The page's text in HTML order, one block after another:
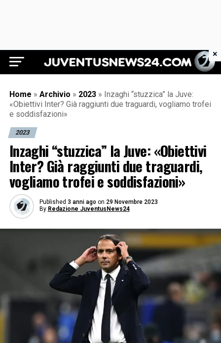
Juventus News 24
Home » Archivio » 2023 » Inzaghi “stuzzica” la Juve:
«Obiettivi Inter? Già raggiunti due traguardi, vogliamo trofei
e soddisfazioni»
2023
Inzaghi “stuzzica” la Juve: «Obiettivi
Inter? Già raggiunti due traguardi,
vogliamo trofei e soddisfazioni»
Published 3 anni ago on 29 Novembre 2023
By Redazione JuventusNews24
×